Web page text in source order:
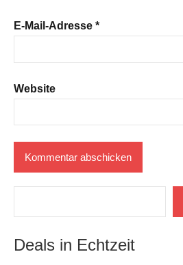
E-Mail-Adresse *
Website
Deals in Echtzeit